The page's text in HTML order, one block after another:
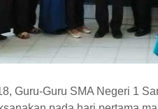
Guru-Guru SMA Negeri 1